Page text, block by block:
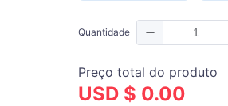
Quantidade
Preço total do produto
USD $ 0.00